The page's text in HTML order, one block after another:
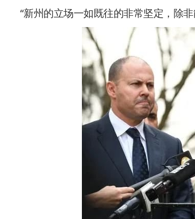
“新州的立场一如既往的非常坚定，除